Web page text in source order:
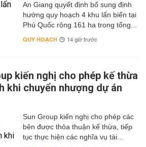
An Giang quyết định bổ sung định
hướng quy hoạch 4 khu lấn biển tại
Phú Quốc rộng 161 ha trong tổng...
QUY HOẠCH 14 giờ trước
kiến nghị cho phép kế thừa
khi chuyển nhượng dự án
Sun Group kiến nghị cho phép các
bên được thỏa thuận kế thừa, tiếp
tục thực hiện các nghĩa vụ tài...